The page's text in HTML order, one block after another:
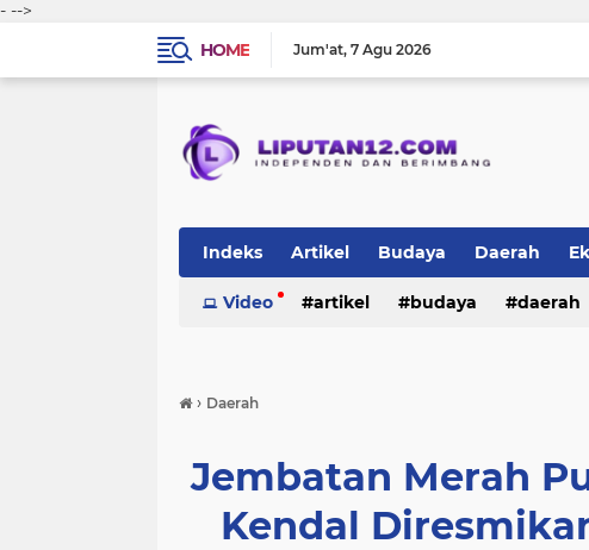
- -->
HOME
Jum'at 7 Agu 2026
Indeks Artikel Budaya Daerah
Peristiwa Politik TNI-Polri sosial
Video artikel budaya daerah
› Daerah
Jembatan Merah
Kendal